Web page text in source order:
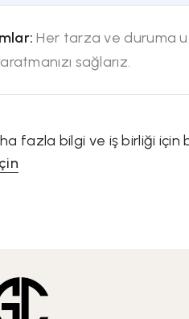
Her tarza ve duruma
sağlarız.
fazla bilgi ve iş birliği için